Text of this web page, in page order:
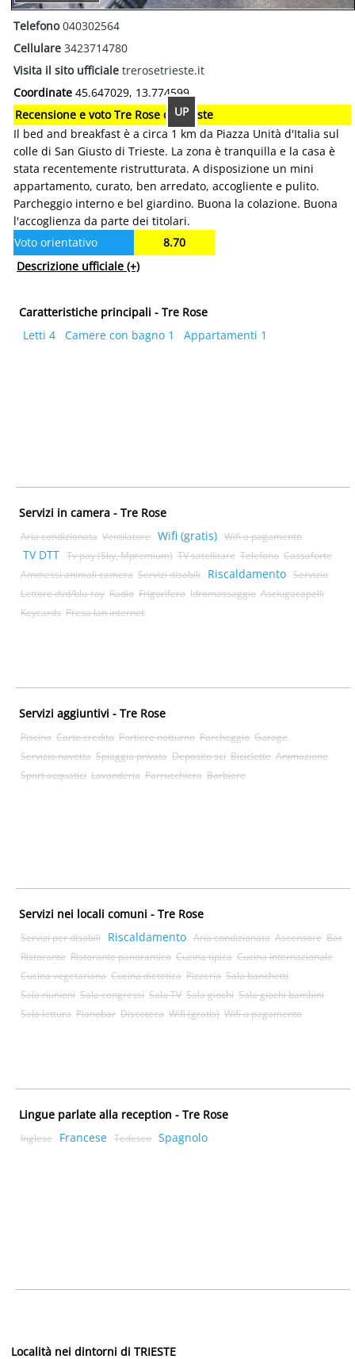
UP
Telefono040302564
Cellulare 3423714780
Visita il sito ufficiale trerosetrieste.it
Coordinate 45.647029, 13.774599
Recensione e voto Tre Rose di Trieste
Il bed and breakfast è a circa 1 km da Piazza Unità d'Italia sul
colle di San Giusto di Trieste. La zona è tranquilla e la casa è
stata recentemente ristrutturata. A disposizione un mini
appartamento, curato, ben arredato, accogliente e pulito.
Parcheggio interno e bel giardino. Buona la colazione. Buona
l'accoglienza da parte dei titolari.
Voto orientativo
8.70
Descrizione ufficiale (+)
Caratteristiche principali - Tre Rose
Letti 4
Camere con bagno 1 Appartamenti 1
Servizi in camera - Tre Rose
Aria condizionata Ventilatore Wifi (gratis) Wifi a pagamento
TV DTT Tv pay (Sky, Mpremium) TV satellitare Telefono Cassaforte
Ammessi animali camera Servizi disabili Riscaldamento Servizio
Lettore dvd/blu-ray Radio Frigorifero Idromassaggio Asciugacapelli
Keycards Presa lan internet
Servizi aggiuntivi - Tre Rose
Piscina Carte credito Portiere notturno Parcheggio Garage
Servizio navetta Spiaggia privata Deposito sci Biciclette Animazione
Sport acquatici Lavanderia Parrucchiera Barbiere
Servizi nei locali comuni - Tre Rose
Servizi per disabili Riscaldamento Aria condizionata Ascensore Bar
Ristorante Ristorante panoramico Cucina tipica Cucina internazionale
Cucina vegetariana Cucina dietetica Pizzeria Sala banchetti
Sala riunioni Sala congressi Sala TV Sala giochi Sala giochi bambini
Sala lettura Pianobar Discoteca Wifi (gratis) Wifi a pagamento
Lingue parlate alla reception - Tre Rose
Inglese Francese Tedesco Spagnolo
Località nei dintorni di TRIESTE